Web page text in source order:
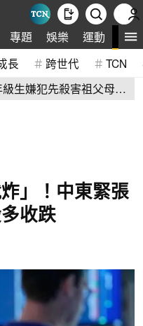
專題 娛樂 運動 全
長 跨世代 TCN
生嫌犯先殺害祖父母再
」！中東緊張
收跌